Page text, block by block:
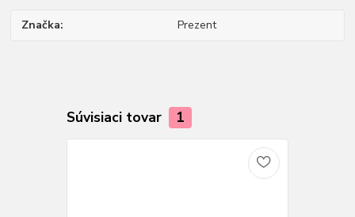
Značka Prezent
Súvisiaci tovar 1